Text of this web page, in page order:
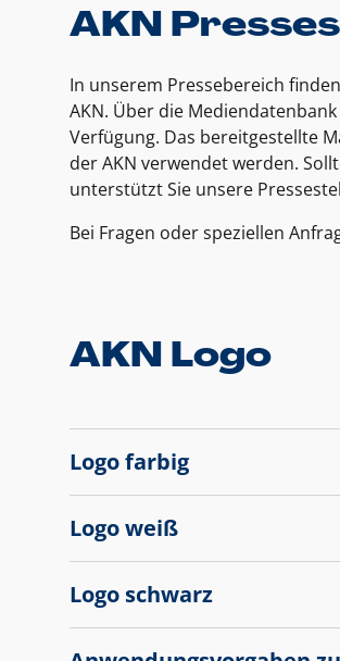
AKN
In unserem Pressebereich
AKN. Über die
Verfügung. Das bereitgestellte
der AKN verwendet werden.
unterstützt Sie unsere
Bei Fragen oder speziellen
AKN Logo
Logo farbig
Logo weiß
Logo schwarz